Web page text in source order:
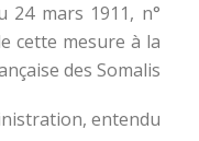
24 mars 1911, n°
cette mesure à la
des Somalis ;
entendu,